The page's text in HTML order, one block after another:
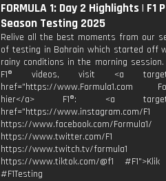
FORMULA 1: Day 2 Highlights | F1
Season Testing 2025
Relive all the best moments from our
of testing in Bahrain which started off
rainy conditions in the morning
F1® videos, visit <a
href="https://www.Formula1.com
hier</a> F1®: <a
href="https://www.instagram.com/F1
https://www.facebook.com/Formula1/
https://www.twitter.com/F1
https://www.twitch.tv/formula1
https://www.tiktok.com/@f1
#F1Testing